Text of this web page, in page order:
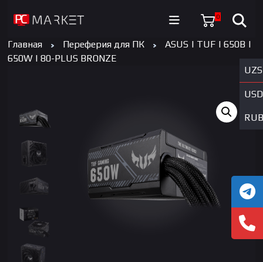
0
UZS
USD
RUB
Главная Переферия для ПК
ASUS | TUF | 650B |
650W | 80-PLUS BRONZE